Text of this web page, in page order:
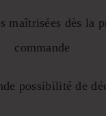
maîtrisées dès la
commande
possibilité de